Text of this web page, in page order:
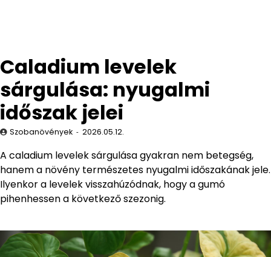
Caladium levelek
sárgulása: nyugalmi
időszak jelei
Szobanövények 2026.05.12.
A caladium levelek sárgulása gyakran nem betegség,
hanem a növény természetes nyugalmi időszakának jele.
Ilyenkor a levelek visszahúzódnak, hogy a gumó
pihenhessen a következő szezonig.